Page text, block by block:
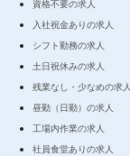
資格不要の求人
入社祝金ありの求人
シフト勤務の求人
土日祝休みの求人
残業なし・少なめの求人
昼勤（日勤）の求人
工場内作業の求人
社員食堂ありの求人